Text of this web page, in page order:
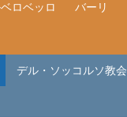
ロベッロ バーリ
デル・ソッコルソ教会